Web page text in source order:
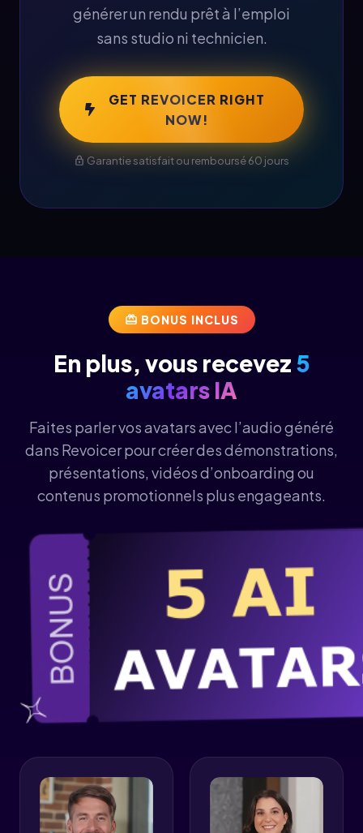
générer un rendu prêt à l’emploi
sans studio ni technicien.
GET REVOICER RIGHT
NOW!
Garantie satisfait ou remboursé 60 jours
BONUS INCLUS
En plus, vous recevez 5
avatars IA
Faites parler vos avatars avec l’audio généré
dans Revoicer pour créer des démonstrations,
présentations, vidéos d’onboarding ou
contenus promotionnels plus engageants.